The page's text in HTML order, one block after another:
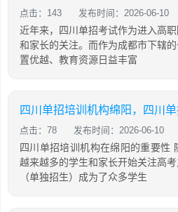
点击：143 发布时间：2026-06-10
近年来，四川单招考试作为进入高
和家长的关注。而作为成都市下辖
置优越、教育资源日益丰富
四川单招培训机构绵阳，四川
点击：78 发布时间：2026-06-10
四川单招培训机构在绵阳的重要性
越来越多的学生和家长开始关注高
（单独招生）成为了众多学生